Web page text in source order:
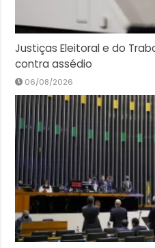
Justiças Eleitoral e do
contra assédio
06/08/2026